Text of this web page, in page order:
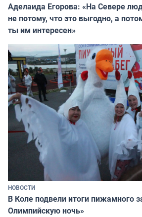
Аделаида Егорова: «На Севере
не потому, что это выгодно, а
ты им интересен»
НОВОСТИ
В Коле подвели итоги пижамного
Олимпийскую ночь»